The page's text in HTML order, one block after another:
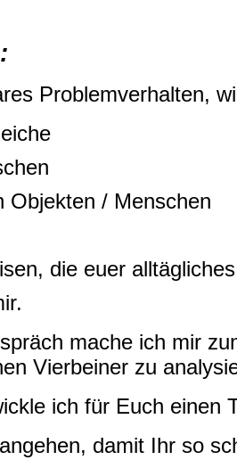
Problemverhalten,
Objekten / Menschen
die euer
mache ich mir
Vierbeiner zu
ich für Euch einen
damit Ihr so